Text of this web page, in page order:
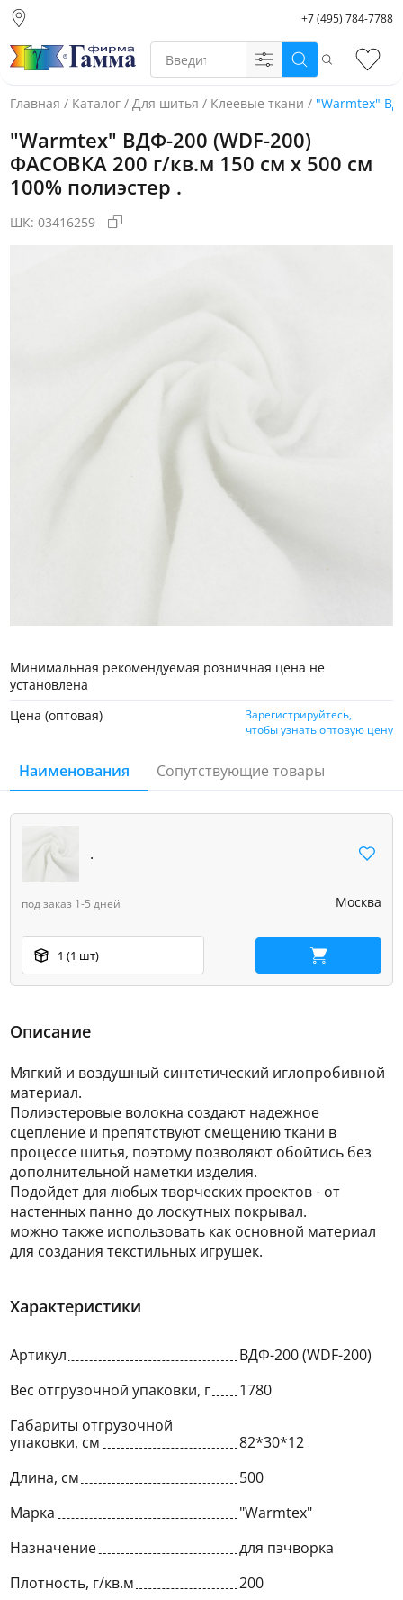
склад)
Санкт-Петербург
Екатеринбург
+7 (495) 784-7788
Поиск
Главная / Каталог / Для шитья / Клеевые ткани / "Warmtex"
"Warmtex" ВДФ-200 (WDF-200)
ФАСОВКА 200 г/кв.м 150 см х 500 см
100% полиэстер .
ШК: 03416259
Минимальная рекомендуемая розничная цена не
установлена
Цена (оптовая)
Зарегистрируйтесь,
чтобы узнать оптовую цену
Наименования Сопутствующие товары
.
Москва
под заказ 1-5 дней
1 (1 шт) В корзину
Описание
Мягкий и воздушный синтетический иглопробивной
материал.
Полиэстеровые волокна создают надежное
сцепление и препятствуют смещению ткани в
процессе шитья, поэтому позволяют обойтись без
дополнительной наметки изделия.
Подойдет для любых творческих проектов - от
настенных панно до лоскутных покрывал.
можно также использовать как основной материал
для создания текстильных игрушек.
Характеристики
Артикул
ВДФ-200 (WDF-200)
Вес отгрузочной упаковки, г
1780
Габариты отгрузочной
упаковки, см
82*30*12
Длина, см
500
Марка
"Warmtex"
Назначение
для пэчворка
Плотность, г/кв.м
200